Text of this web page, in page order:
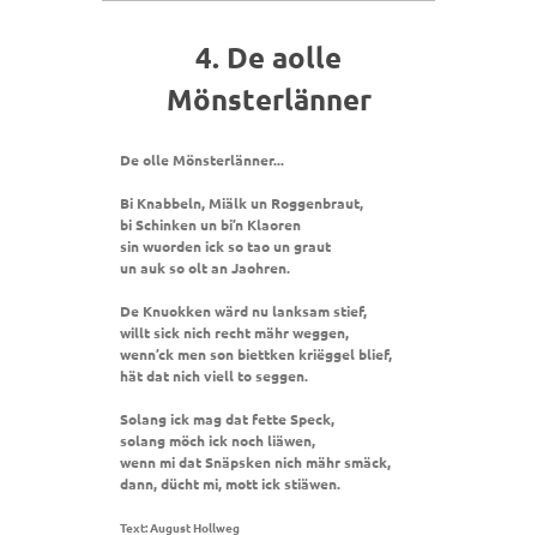
4. De aolle
Mönsterlänner
De olle Mönsterlänner...
Bi Knabbeln, Miälk un Roggenbraut,
bi Schinken un bi’n Klaoren
sin wuorden ick so tao un graut
un auk so olt an Jaohren.
De Knuokken wärd nu lanksam stief,
willt sick nich recht mähr weggen,
wenn’ck men son biettken kriëggel blief,
hät dat nich viell to seggen.
Solang ick mag dat fette Speck,
solang möch ick noch liäwen,
wenn mi dat Snäpsken nich mähr smäck,
dann, dücht mi, mott ick stiäwen.
Text: August Hollweg